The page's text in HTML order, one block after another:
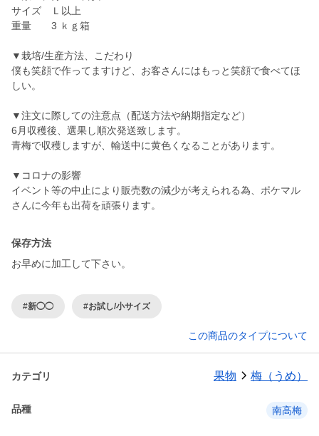
サイズ Ｌ以上
重量 3 ｋｇ箱
▼栽培/生産方法、こだわり
僕も笑顔で作ってますけど、お客さんにはもっと笑顔で食べてほ
しい。
▼注文に際しての注意点（配送方法や納期指定など）
6月収穫後、選果し順次発送致します。
青梅で収穫しますが、輸送中に黄色くなることがあります。
▼コロナの影響
イベント等の中止により販売数の減少が考えられる為、ポケマル
さんに今年も出荷を頑張ります。
保存方法
お早めに加工して下さい。
#新◯◯ #お試し/小サイズ
この商品のタイプについて
カテゴリ 果物 梅（うめ）
品種 南高梅